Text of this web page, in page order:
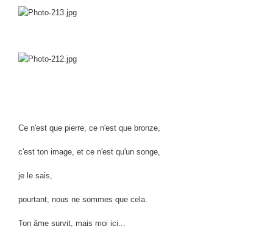
Ce n'est que pierre, ce n'est que bronze,
c'est ton image, et ce n'est qu'un songe,
je le sais,
pourtant, nous ne sommes que cela.
Ton âme survit, mais moi ici...